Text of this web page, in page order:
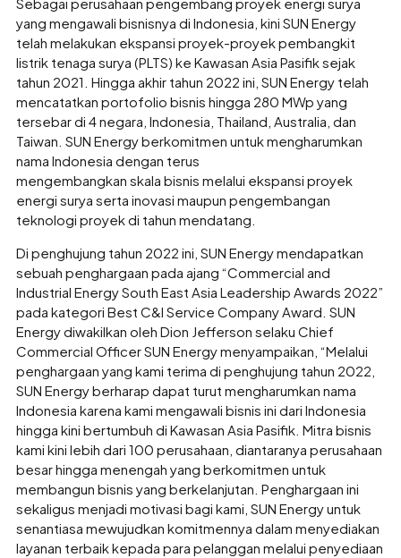
yang mengawali bisnisnya di Indonesia, kini SUN Energy
telah melakukan ekspansi proyek-proyek pembangkit
listrik tenaga surya (PLTS) ke Kawasan Asia Pasifik sejak
tahun 2021. Hingga akhir tahun 2022 ini, SUN Energy telah
mencatatkan portofolio bisnis hingga 280 MWp yang
tersebar di 4 negara, Indonesia, Thailand, Australia, dan
Taiwan. SUN Energy berkomitmen untuk mengharumkan
nama Indonesia dengan terus
mengembangkan skala bisnis melalui ekspansi proyek
energi surya serta inovasi maupun pengembangan
teknologi proyek di tahun mendatang.
Di penghujung tahun 2022 ini, SUN Energy mendapatkan
sebuah penghargaan pada ajang “Commercial and
Industrial Energy South East Asia Leadership Awards 2022”
pada kategori Best C&I Service Company Award. SUN
Energy diwakilkan oleh Dion Jefferson selaku Chief
Commercial Officer SUN Energy menyampaikan, “Melalui
penghargaan yang kami terima di penghujung tahun 2022,
SUN Energy berharap dapat turut mengharumkan nama
Indonesia karena kami mengawali bisnis ini dari Indonesia
hingga kini bertumbuh di Kawasan Asia Pasifik. Mitra bisnis
kami kini lebih dari 100 perusahaan, diantaranya perusahaan
besar hingga menengah yang berkomitmen untuk
membangun bisnis yang berkelanjutan. Penghargaan ini
sekaligus menjadi motivasi bagi kami, SUN Energy untuk
senantiasa mewujudkan komitmennya dalam menyediakan
layanan terbaik kepada para pelanggan melalui penyediaan